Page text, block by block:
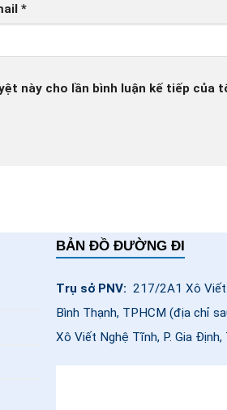
*
này cho lần bình luận kế tiếp của
BẢN ĐỒ ĐƯỜNG ĐI
Trụ sở PNV: 217/2A1 Xô Viết
Bình Thạnh, TPHCM (địa chỉ
Xô Viết Nghệ Tĩnh, P. Gia Định,